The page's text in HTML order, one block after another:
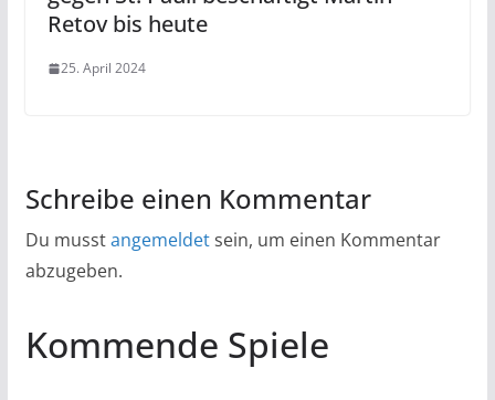
Retov bis heute
25. April 2024
Schreibe einen Kommentar
Du musstangemeldetsein, um einen Kommentar
abzugeben.
Kommende Spiele